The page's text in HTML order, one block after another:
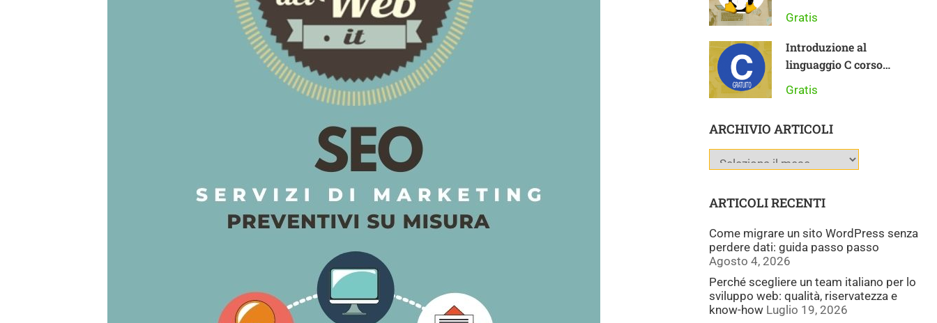
Gratis
Introduzione al
linguaggio C corso
gratuito
Gratis
ARCHIVIO ARTICOLI
ARTICOLI RECENTI
Come migrare un sito WordPress senza
perdere dati: guida passo passo
Agosto 4, 2026
Perché scegliere un team italiano per lo
sviluppo web: qualità, riservatezza e
know-how Luglio 19, 2026